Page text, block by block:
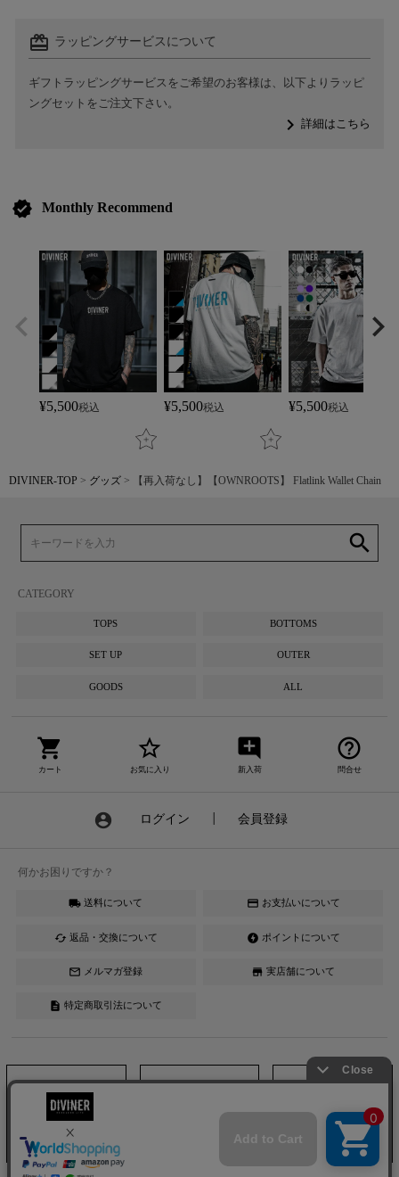
card_giftcard ラッピングサービスについて
ギフトラッピングサービスをご希望のお客様は、以下よりラッピ
ングセットをご注文下さい。
navigate_next詳細はこちら
verified Monthly Recommend
¥5,500税込 ¥5,500税込 ¥5,500税込
DIVINER-TOP グッズ 【再入荷なし】【OWNROOTS】 Flatlink Wallet Chain
search
CATEGORY
TOPS BOTTOMS
SET UP OUTER
GOODS ALL
shopping_cart
カート
star_border
お気に入り
add_comment
新入荷
help_outline
問合せ
account_circle ログイン 会員登録
何かお困りですか？
local_shipping 送料について credit_card お支払いについて
cached 返品・交換について offline_bolt ポイントについて
mail_outline メルマガ登録 store 実店舗について
description 特定商取引法について
Instagram YouTube